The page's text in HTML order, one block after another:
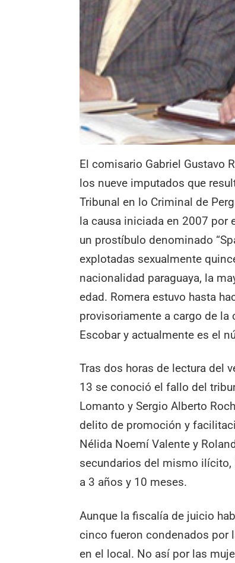
El comisario Gabriel Gustavo
los nueve imputados que
Tribunal en lo Criminal de
la causa iniciada en 2007 por
un prostíbulo denominado
explotadas sexualmente
nacionalidad paraguaya, la
edad. Romera estuvo hasta
provisoriamente a cargo de la
Escobar y actualmente es el
Tras dos horas de lectura del
13 se conoció el fallo del
Lomanto y Sergio Alberto
delito de promoción y
Nélida Noemí Valente y
secundarios del mismo
a 3 años y 10 meses.
Aunque la fiscalía de juicio
cinco fueron condenados por
en el local. No así por las